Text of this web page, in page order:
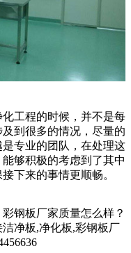
工程的时候，并不是每
到很多的情况，尽量的
专业的团队，在处理这
够积极的考虑到了其中
下来的事情更顺畅。
钢板厂家质量怎么样？
净板,净化板,彩钢板厂